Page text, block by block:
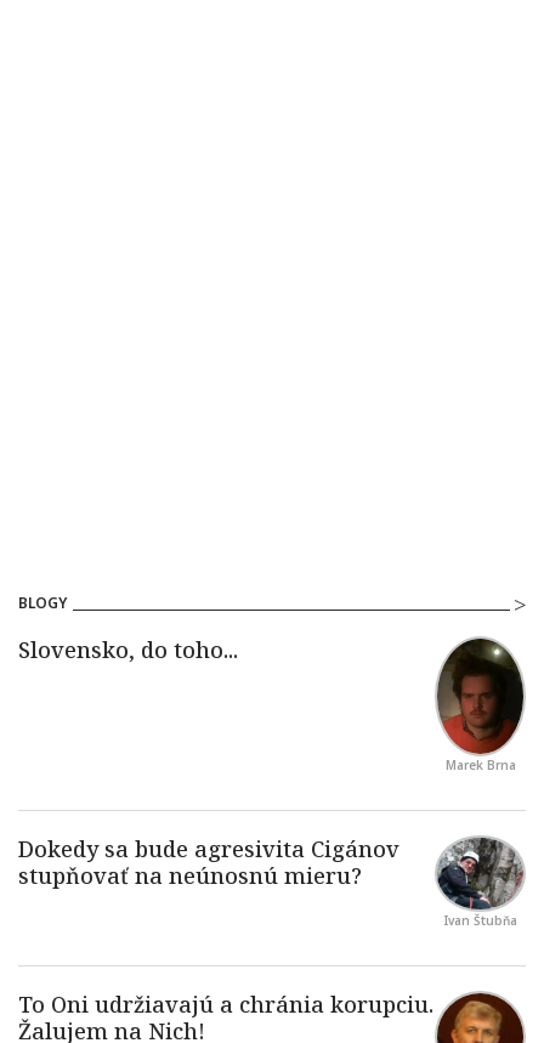
BLOGY
Marek Brna
Ivan Štubňa